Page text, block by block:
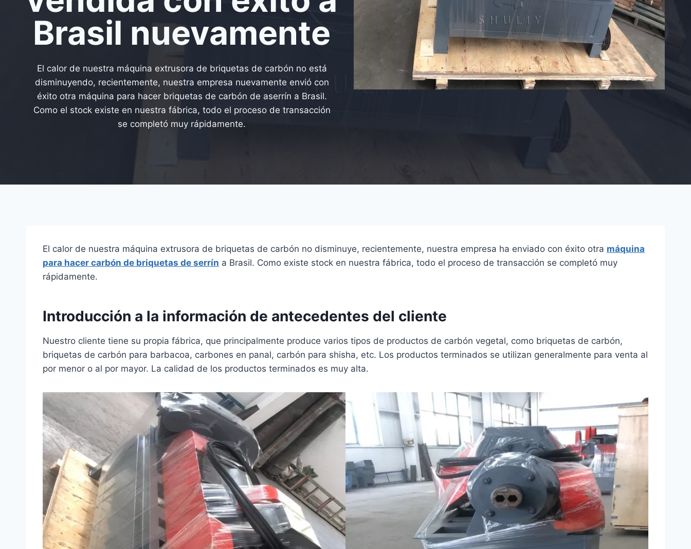
Brasil nuevamente
El calor de nuestra máquina extrusora de briquetas de carbón no está
disminuyendo, recientemente, nuestra empresa nuevamente envió con
éxito otra máquina para hacer briquetas de carbón de aserrín a Brasil.
Como el stock existe en nuestra fábrica, todo el proceso de transacción
se completó muy rápidamente.
El calor de nuestra máquina extrusora de briquetas de carbón no disminuye, recientemente, nuestra empresa ha enviado con éxito otra máquina
para hacer carbón de briquetas de serrín a Brasil. Como existe stock en nuestra fábrica, todo el proceso de transacción se completó muy
rápidamente.
Introducción a la información de antecedentes del cliente
Nuestro cliente tiene su propia fábrica, que principalmente produce varios tipos de productos de carbón vegetal, como briquetas de carbón,
briquetas de carbón para barbacoa, carbones en panal, carbón para shisha, etc. Los productos terminados se utilizan generalmente para venta al
por menor o al por mayor. La calidad de los productos terminados es muy alta.